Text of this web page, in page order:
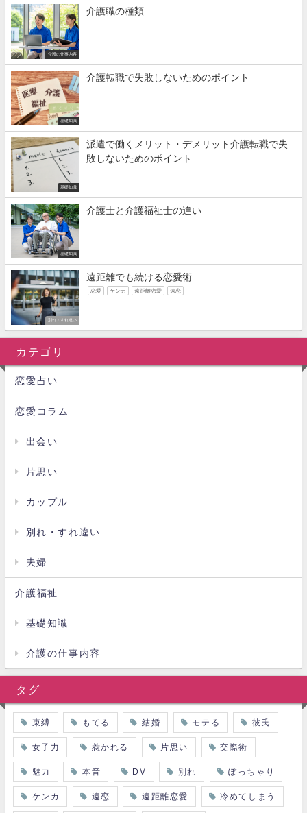
介護の仕事内容
介護職の種類
基礎知識
介護転職で失敗しないためのポイント
基礎知識
派遣で働くメリット・デメリット介護転職で失
敗しないためのポイント
基礎知識
介護士と介護福祉士の違い
別れ・すれ違い
遠距離でも続ける恋愛術
恋愛 ケンカ 遠距離恋愛 遠恋
カテゴリ
恋愛占い
恋愛コラム
出会い
片思い
カップル
別れ・すれ違い
夫婦
介護福祉
基礎知識
介護の仕事内容
タグ
束縛 もてる 結婚 モテる 彼氏
女子力 惹かれる 片思い 交際術
魅力 本音 DV 別れ ぽっちゃり
ケンカ 遠恋 遠距離恋愛 冷めてしまう